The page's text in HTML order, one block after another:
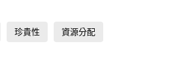
珍貴性 資源分配